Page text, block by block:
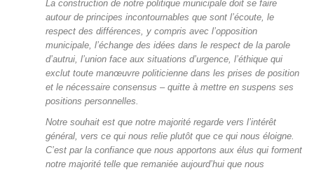
La construction de notre politique municipale doit se faire
autour de principes incontournables que sont l’écoute, le
respect des différences, y compris avec l’opposition
municipale, l’échange des idées dans le respect de la parole
d’autrui, l’union face aux situations d’urgence, l’éthique qui
exclut toute manœuvre politicienne dans les prises de position
et le nécessaire consensus – quitte à mettre en suspens ses
positions personnelles.
Notre souhait est que notre majorité regarde vers l’intérêt
général, vers ce qui nous relie plutôt que ce qui nous éloigne.
C’est par la confiance que nous apportons aux élus qui forment
notre majorité telle que remaniée aujourd’hui que nous